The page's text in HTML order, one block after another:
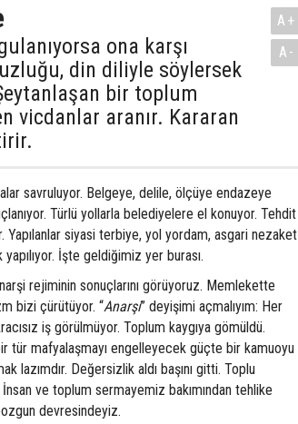
ona karşı
din diliyle söylersek
bir toplum
vicdanlar aranır. Kararan
A+
A-
savruluyor. Belgeye, delile, ölçüye endazeye
Türlü yollarla belediyelere el konuyor. Tehdit
Yapılanlar siyasi terbiye, yol yordam, asgari nezaket
İşte geldiğimiz yer burası.
rejiminin sonuçlarını görüyoruz. Memlekette
bizi çürütüyor. “Anarşi” deyişimi açmalıyım: Her
iş görülmüyor. Toplum kaygıya gömüldü.
tür mafyalaşmayı engelleyecek güçte bir kamuoyu
lazımdır. Değersizlik aldı başını gitti. Toplu
ve toplum sermayemiz bakımından tehlike
devresindeyiz.